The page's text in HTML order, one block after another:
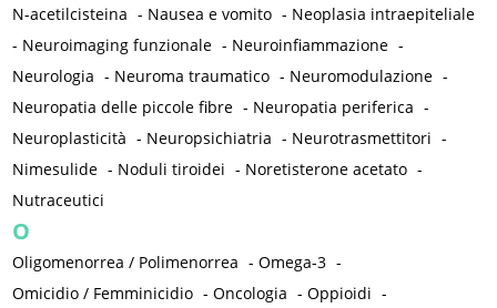
N-acetilcisteina - Nausea e vomito - Neoplasia intraepiteliale
- Neuroimaging funzionale - Neuroinfiammazione -
Neurologia - Neuroma traumatico - Neuromodulazione -
Neuropatia delle piccole fibre - Neuropatia periferica -
Neuroplasticità - Neuropsichiatria - Neurotrasmettitori -
Nimesulide - Noduli tiroidei - Noretisterone acetato -
Nutraceutici
O
Oligomenorrea / Polimenorrea -Omega-3 -
Omicidio / Femminicidio -Oncologia -Oppioidi -